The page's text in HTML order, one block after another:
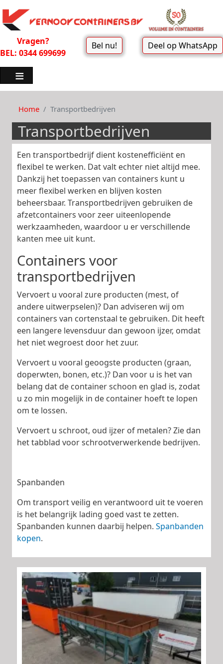
Vragen?
BEL: 0344 699699
Bel nu! Deel op WhatsApp
Home Transportbedrijven
Transportbedrijven
Een transportbedrijf dient kostenefficiënt en
flexibel te werken. Dat valt echter niet altijd mee.
Dankzij het toepassen van containers kunt u
meer flexibel werken en blijven kosten
beheersbaar. Transportbedrijven gebruiken de
afzetcontainers voor zeer uiteenlopende
werkzaamheden, waardoor u er verschillende
kanten mee uit kunt.
Containers voor
transportbedrijven
Vervoert u vooral zure producten (mest, of
andere uitwerpselen)? Dan adviseren wij om
containers van cortenstaal te gebruiken. Dit heeft
een langere levensduur dan gewoon ijzer, omdat
het niet wegroest door het zuur.
Vervoert u vooral geoogste producten (graan,
doperwten, bonen, etc.)? Dan voor u is het van
belang dat de container schoon en glad is, zodat
u zo min mogelijk in de container hoeft te lopen
om te lossen.
Vervoert u schroot, oud ijzer of metalen? Zie dan
het tabblad voor schrootverwerkende bedrijven.
Spanbanden
Om transport veilig en verantwoord uit te voeren
is het belangrijk lading goed vast te zetten.
Spanbanden kunnen daarbij helpen. Spanbanden
kopen.